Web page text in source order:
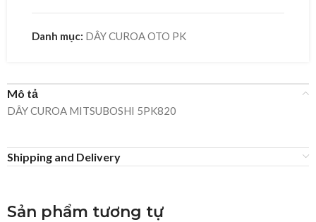
Danh mục: DÂY CUROA OTO PK
Mô tả
DÂY CUROA MITSUBOSHI 5PK820
Shipping and Delivery
Sản phẩm tương tự